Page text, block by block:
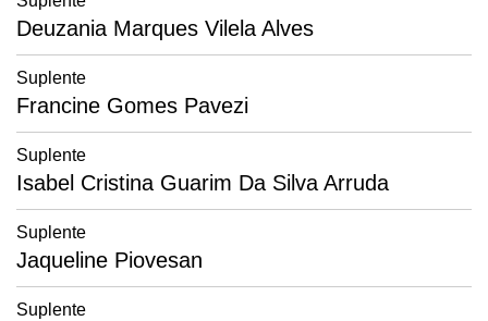
Deuzania Marques Vilela Alves
Suplente
Francine Gomes Pavezi
Suplente
Isabel Cristina Guarim Da Silva Arruda
Suplente
Jaqueline Piovesan
Suplente